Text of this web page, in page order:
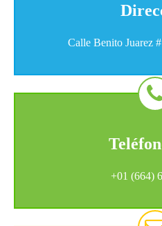
Calle Benito Juarez
+01 (664)